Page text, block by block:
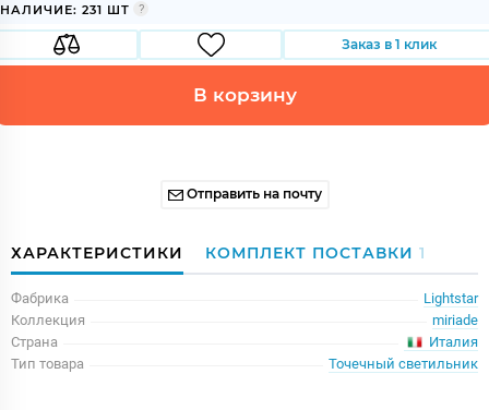
НАЛИЧИЕ: 231 ШТ
Заказ в 1 клик
В корзину
Отправить на почту
ХАРАКТЕРИСТИКИ КОМПЛЕКТ ПОСТАВКИ 1
Фабрика
Lightstar
Коллекция
miriade
Страна
Италия
Тип товара
Точечный светильник